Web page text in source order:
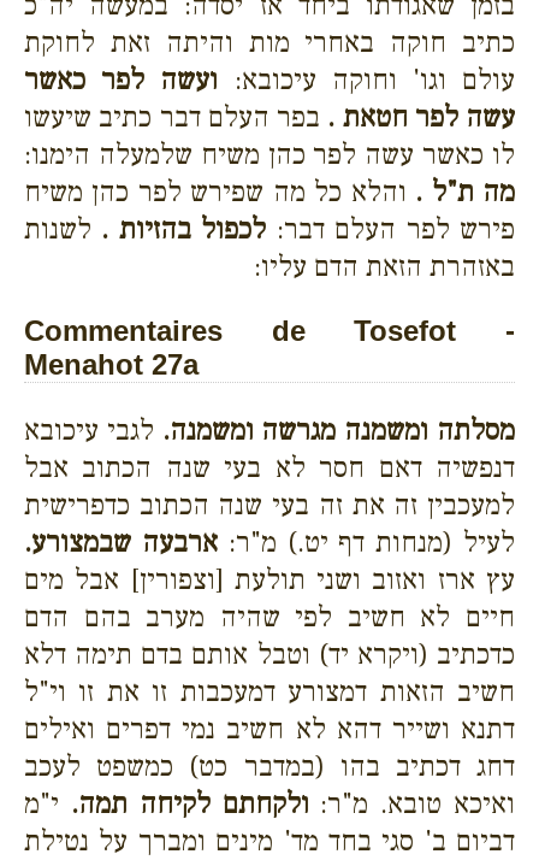
כתיב חוקה באחרי מות והיתה זאת לחוקת
עולם וגו' וחוקה עיכובא: ועשה לפר כאשר
עשה לפר חטאת . בפר העלם דבר כתיב שיעשו
לו כאשר עשה לפר כהן משיח שלמעלה הימנו:
מה ת"ל . והלא כל מה שפירש לפר כהן משיח
פירש לפר העלם דבר: לכפול בהזיות . לשנות
באזהרת הזאת הדם עליו:
Commentaires de Tosefot -
Menahot 27a
מסלתה ומשמנה מגרשה ומשמנה. לגבי עיכובא
דנפשיה דאם חסר לא בעי שנה הכתוב אבל
למעכבין זה את זה בעי שנה הכתוב כדפרישית
לעיל (מנחות דף יט.) מ"ר:ארבעה שבמצורע.
עץ ארז ואזוב ושני תולעת [וצפורין] אבל מים
חיים לא חשיב לפי שהיה מערב בהם הדם
כדכתיב (ויקרא יד) וטבל אותם בדם תימה דלא
חשיב הזאות דמצורע דמעכבות זו את זו וי"ל
דתנא ושייר דהא לא חשיב נמי דפרים ואילים
דחג דכתיב בהו (במדבר כט) כמשפט לעכב
ואיכא טובא. מ"ר: ולקחתם לקיחה תמה. י"מ
דביום ב' סגי בחד מד' מינים ומברך על נטילת